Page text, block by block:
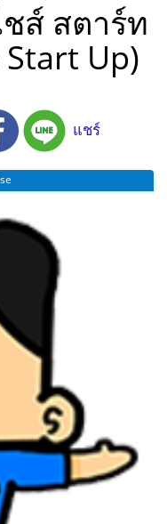
ส์ สตาร์ท
Up)
แชร์